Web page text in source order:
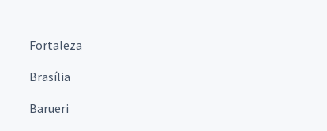
Fortaleza
Brasília
Barueri